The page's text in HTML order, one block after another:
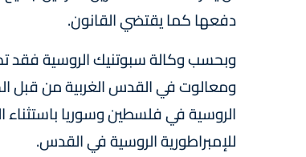
دفعها كما يقتضي القانون.
وبحسب وكالة سبوتنيك الروسية فقد
للإمبراطورية الروسية في القدس.